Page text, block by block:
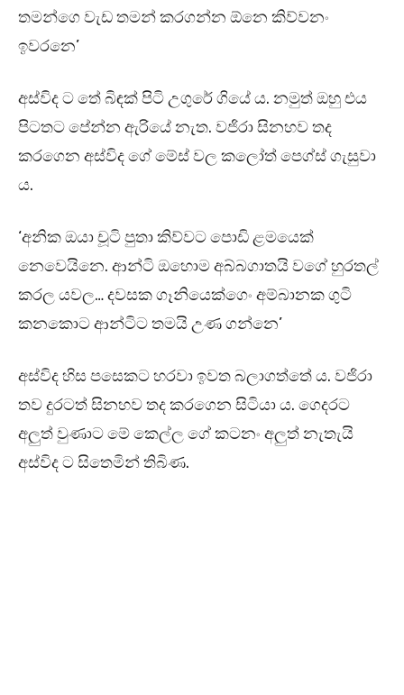
තමන්ගෙ වැඩ තමන් කරගන්න ඕනෙ කිව්වනං
ඉවරනෙ’
අස්විද ට තේ බිඳක් පිටි උගුරේ ගියේ ය. නමුත් ඔහු එය
පිටතට පේන්න ඇරියේ නැත. වජිරා සිනහව තද
කරගෙන අස්විද ගේ මේස් වල කලෝත් පෙග්ස් ගැසුවා
ය.
‘අනික ඔයා චූටි පුතා කිව්වට පොඩි ළමයෙක්
නෙවෙයිනෙ. ආන්ටි ඔහොම අබ්බගාතයි වගේ හුරතල්
කරල යවල… දවසක ගෑනියෙක්ගෙං අම්බානක ගුටි
කනකොට ආන්ටිට තමයි උණ ගන්නෙ’
අස්විද හිස පසෙකට හරවා ඉවත බලාගත්තේ ය. වජිරා
තව දුරටත් සිනහව තද කරගෙන සිටියා ය. ගෙදරට
අලුත් වුණාට මේ කෙල්ල ගේ කටනං අලුත් නැතැයි
අස්විද ට සිතෙමින් තිබිණ.